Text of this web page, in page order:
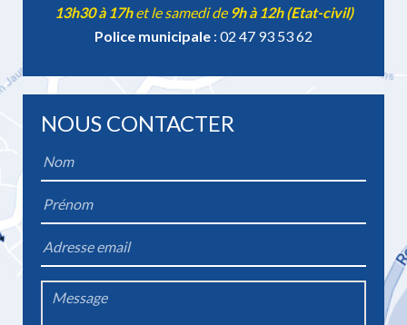
13h30 à 17het le samedi de 9h à 12h (Etat-civil)
Police municipale : 02 47 93 53 62
NOUS CONTACTER
*